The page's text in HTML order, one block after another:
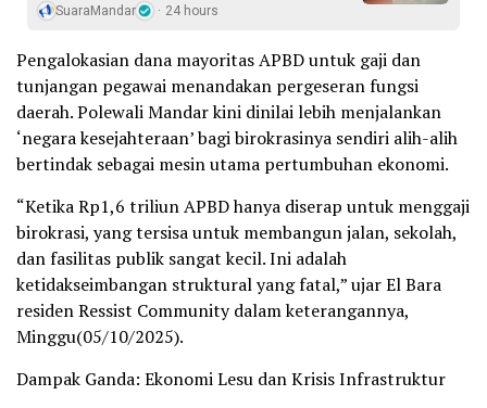
SuaraMandar 24 hours
Pengalokasian dana mayoritas APBD untuk gaji dan
tunjangan pegawai menandakan pergeseran fungsi
daerah. Polewali Mandar kini dinilai lebih menjalankan
‘negara kesejahteraan’ bagi birokrasinya sendiri alih-alih
bertindak sebagai mesin utama pertumbuhan ekonomi.
“Ketika Rp1,6 triliun APBD hanya diserap untuk menggaji
birokrasi, yang tersisa untuk membangun jalan, sekolah,
dan fasilitas publik sangat kecil. Ini adalah
ketidakseimbangan struktural yang fatal,” ujar El Bara
residen Ressist Community dalam keterangannya,
Minggu(05/10/2025).
Dampak Ganda: Ekonomi Lesu dan Krisis Infrastruktur